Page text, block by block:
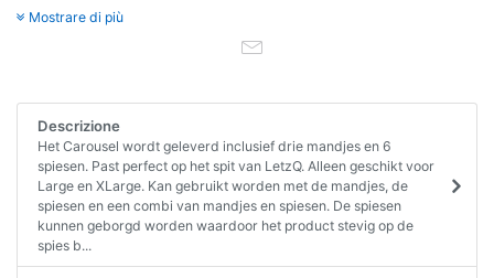
Mostrare di più
Descrizione
Het Carousel wordt geleverd inclusief drie mandjes en 6
spiesen. Past perfect op het spit van LetzQ. Alleen geschikt voor
Large en XLarge. Kan gebruikt worden met de mandjes, de
spiesen en een combi van mandjes en spiesen. De spiesen
kunnen geborgd worden waardoor het product stevig op de
spies b...